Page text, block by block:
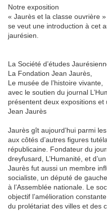
Notre exposition
« Jaurès et la classe ouvrière »
se veut une introduction à cet
jaurésien.
La Société d’études
La Fondation Jean Jaurès,
Le musée de l’histoire vivante,
avec le soutien du journal
présentent deux expositions et
Jean Jaurès
Jaurès gît aujourd’hui parmi
aux côtés d’autres figures
républicaine. Fondateur du
dreyfusard, L’Humanité, et
Jaurès fut aussi un membre
socialiste, un député de
à l’Assemblée nationale. Le
objectif l’amélioration
du prolétariat des villes et des